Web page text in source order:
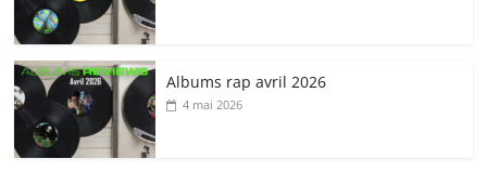
Albums rap avril 2026
4 mai 2026